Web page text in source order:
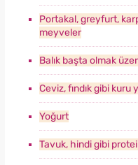
Portakal, greyfurt,
meyveler
Balık başta olmak
Ceviz, fındık gibi kuru
Yoğurt
Tavuk, hindi gibi